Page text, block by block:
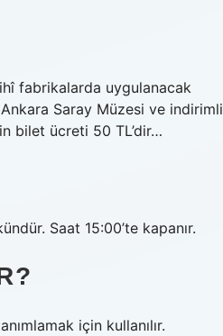
fabrikalarda uygulanacak
Saray Müzesi ve indirimli
bilet ücreti 50 TL’dir…
Saat 15:00’te kapanır.
için kullanılır.